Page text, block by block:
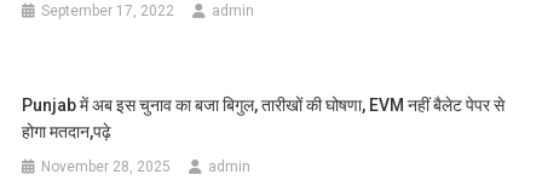
September 17, 2022 admin
Punjab में अब इस चुनाव का बजा बिगुल, तारीखों की घोषणा, EVM नहीं बैलेट पेपर से
होगा मतदान,पढ़े
November 28, 2025 admin